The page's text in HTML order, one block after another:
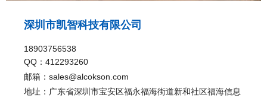
深圳市凯智科技有限公司
18903756538
QQ：412293260
邮箱：sales@alcokson.com
地址：广东省深圳市宝安区福永福海街道新和社区福海信息